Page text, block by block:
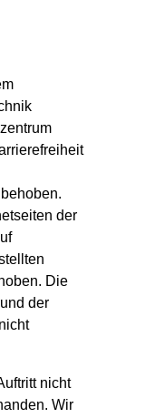
der
Die
der
nicht
Wir